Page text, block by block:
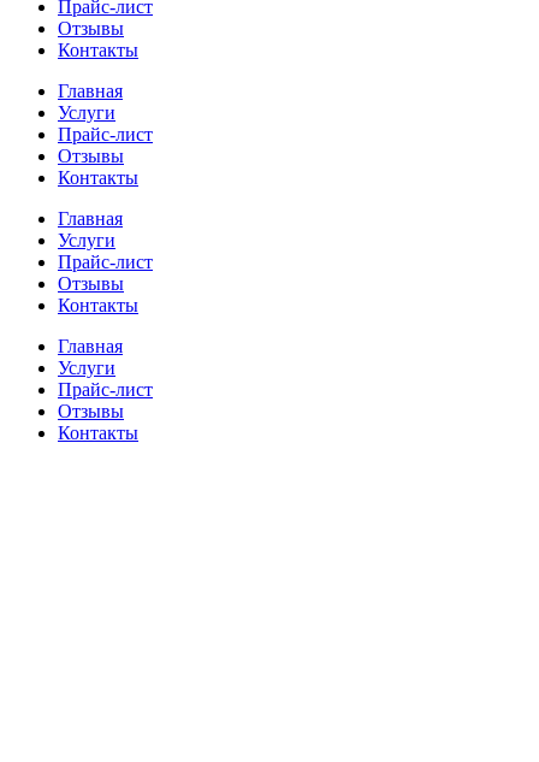
Прайс-лист
Отзывы
Контакты
Главная
Услуги
Прайс-лист
Отзывы
Контакты
Главная
Услуги
Прайс-лист
Отзывы
Контакты
Главная
Услуги
Прайс-лист
Отзывы
Контакты